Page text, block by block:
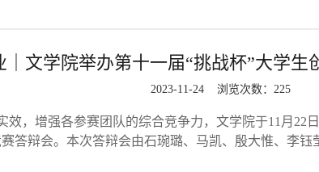
｜文学院举办第十一届“挑战杯”大学生
2023-11-24 浏览次数： 225
效，增强各参赛团队的综合竞争力，文学院于11月22
答辩会。本次答辩会由石琬璐、马凯、殷大惟、李钰